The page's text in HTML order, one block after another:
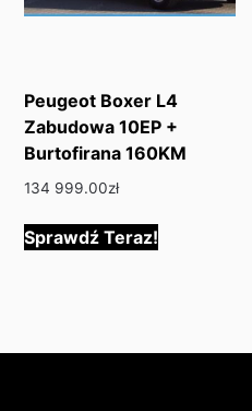
Peugeot Boxer L4
Zabudowa 10EP +
Burtofirana 160KM
134 999.00zł
Sprawdź Teraz!